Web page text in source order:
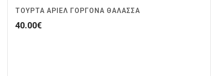
ΤΟΎΡΤΑ ΆΡΙΕΛ ΓΟΡΓΌΝΑ ΘΆΛΑΣΣΑ
40.00€